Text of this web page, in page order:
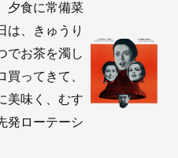
夕食に常備菜
は、きゅうり
でお茶を濁し
ってきて、
美味く、むす
発ローテーシ